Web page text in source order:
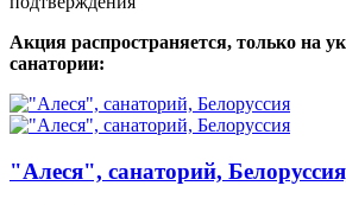
Акция распространяется, только на
санатории:
"Алеся", санаторий,